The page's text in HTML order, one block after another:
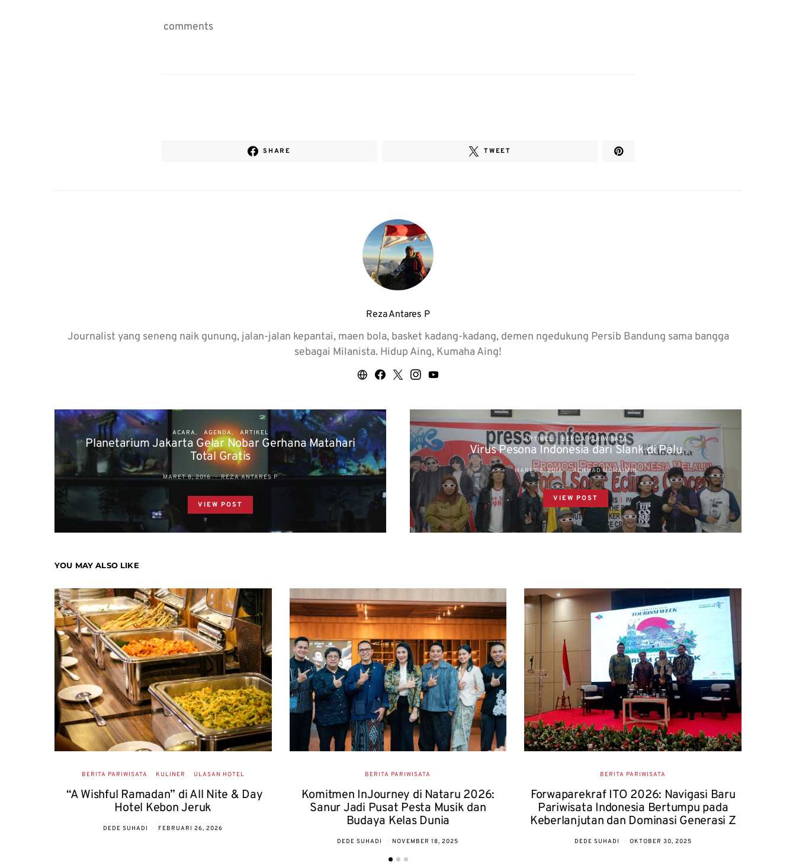
comments
SHARE TWEET
Reza Antares P
Journalist yang seneng naik gunung, jalan-jalan kepantai, maen bola, basket kadang-kadang, demen ngedukung Persib Bandung sama bangga
sebagai Milanista. Hidup Aing, Kumaha Aing!
ACARA AGENDA ARTIKEL
Planetarium Jakarta Gelar Nobar Gerhana Matahari
Total Gratis
MARET 8, 2016 REZA ANTARES P
VIEW POST
ARTIKEL BERITA PARIWISATA
Virus Pesona Indonesia dari Slank di Palu
MARET 8, 2016 ACHMAD MUHAIMIN
VIEW POST
YOU MAY ALSO LIKE
BERITA PARIWISATA KULINER ULASAN HOTEL
“A Wishful Ramadan” di All Nite & Day
Hotel Kebon Jeruk
DEDE SUHADI FEBRUARI 26, 2026
BERITA PARIWISATA
Komitmen InJourney di Nataru 2026:
Sanur Jadi Pusat Pesta Musik dan
Budaya Kelas Dunia
DEDE SUHADI NOVEMBER 18, 2025
BERITA PARIWISATA
Forwaparekraf ITO 2026: Navigasi Baru
Pariwisata Indonesia Bertumpu pada
Keberlanjutan dan Dominasi Generasi Z
DEDE SUHADI OKTOBER 30, 2025